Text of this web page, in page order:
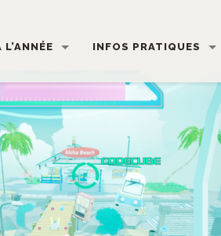
INFOS PRATIQUES